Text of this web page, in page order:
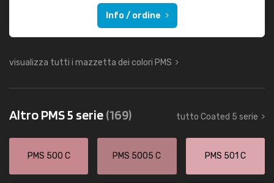
Info / ordine
visualizza tutti i mazzetta dei colori PMS
Altro PMS 5 serie(169) tutto Coated 5 serie
PMS 500 C PMS 5005 C PMS 501 C